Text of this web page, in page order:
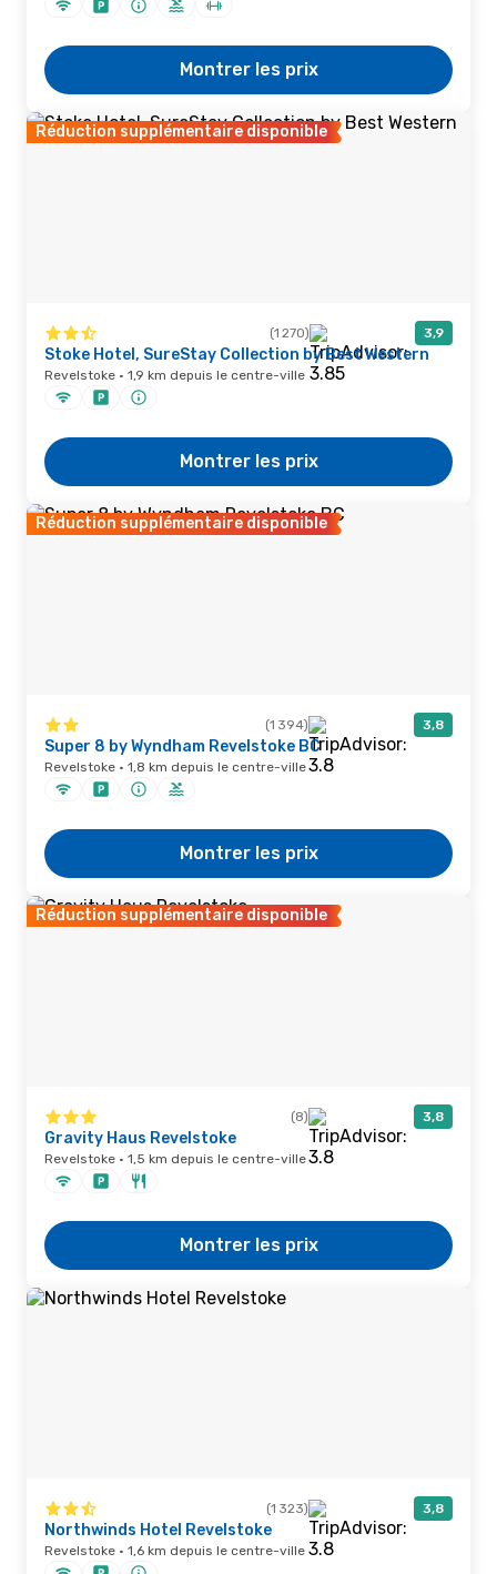
Montrer les prix
Réduction supplémentaire disponible
(1 270) 3,9
Stoke Hotel, SureStay Collection by Best Western
Revelstoke · 1,9 km depuis le centre-ville
Montrer les prix
Réduction supplémentaire disponible
(1 394) 3,8
Super 8 by Wyndham Revelstoke BC
Revelstoke · 1,8 km depuis le centre-ville
Montrer les prix
Réduction supplémentaire disponible
(8) 3,8
Gravity Haus Revelstoke
Revelstoke · 1,5 km depuis le centre-ville
Montrer les prix
(1 323) 3,8
Northwinds Hotel Revelstoke
Revelstoke · 1,6 km depuis le centre-ville